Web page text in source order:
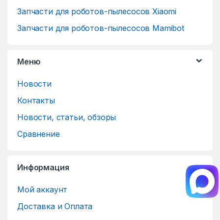
Запчасти для роботов-пылесосов Xiaomi
Запчасти для роботов-пылесосов Mamibot
Меню
Новости
Контакты
Новости, статьи, обзоры
Сравнение
Информация
Мой аккаунт
Доставка и Оплата